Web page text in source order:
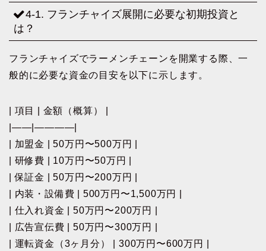
4-1. フランチャイズ展開に必要な初期投資と
は？
フランチャイズでラーメンチェーンを開業する際、一
般的に必要な資金の目安を以下に示します。
| 項目 | 金額（概算） |
|——|————|
| 加盟金 | 50万円〜500万円 |
| 研修費 | 10万円〜50万円 |
| 保証金 | 50万円〜200万円 |
| 内装・設備費 | 500万円〜1,500万円 |
| 仕入れ資金 | 50万円〜200万円 |
| 広告宣伝費 | 50万円〜300万円 |
| 運転資金（3ヶ月分） | 300万円〜600万円 |